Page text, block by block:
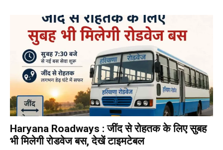
Haryana Roadways : जींद से रोहतक के लिए सुबह
भी मिलेगी रोडवेज बस, देखें टाइमटेबल